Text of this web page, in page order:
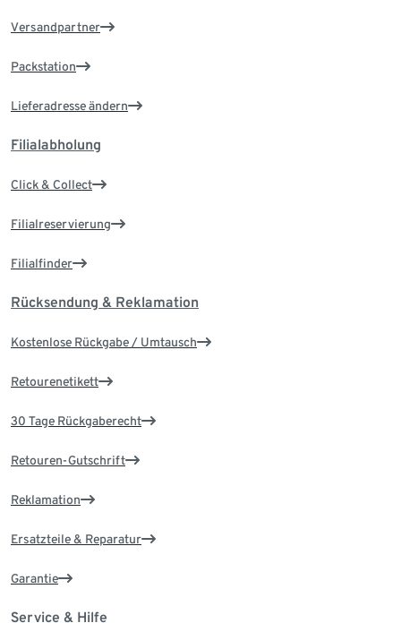
Versandpartner
Packstation
Lieferadresse ändern
Filialabholung
Click & Collect
Filialreservierung
Filialfinder
Rücksendung & Reklamation
Kostenlose Rückgabe / Umtausch
Retourenetikett
30 Tage Rückgaberecht
Retouren-Gutschrift
Reklamation
Ersatzteile & Reparatur
Garantie
Service & Hilfe